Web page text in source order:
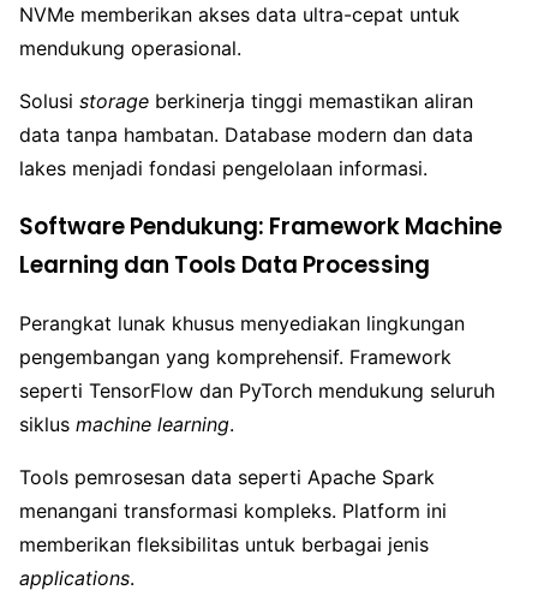
NVMe memberikan akses data ultra-cepat untuk
mendukung operasional.
Solusi storage berkinerja tinggi memastikan aliran
data tanpa hambatan. Database modern dan data
lakes menjadi fondasi pengelolaan informasi.
Software Pendukung: Framework Machine
Learning dan Tools Data Processing
Perangkat lunak khusus menyediakan lingkungan
pengembangan yang komprehensif. Framework
seperti TensorFlow dan PyTorch mendukung seluruh
siklus machine learning.
Tools pemrosesan data seperti Apache Spark
menangani transformasi kompleks. Platform ini
memberikan fleksibilitas untuk berbagai jenis
applications.